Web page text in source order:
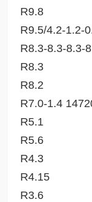
R9.8
R9.5/4.2-1.2-
R8.3-8.3-8.3-
R8.3
R8.2
R7.0-1.4
R5.1
R5.6
R4.3
R4.15
R3.6